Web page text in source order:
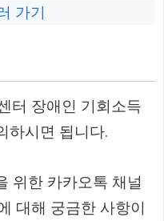
가기
터 장애인 기회소득
하시면 됩니다.
위한 카카오톡 채널
대해 궁금한 사항이